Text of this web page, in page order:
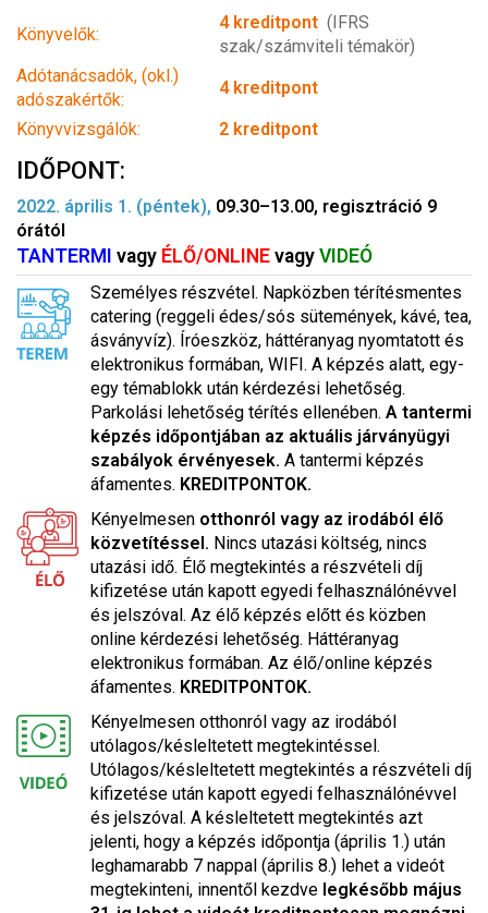
Könyvelők:
4 kreditpont (IFRS
szak/számviteli témakör)
Adótanácsadók, (okl.)
adószakértők:
4 kreditpont
Könyvvizsgálók:
2 kreditpont
IDŐPONT:
2022. április 1. (péntek), 09.30–13.00, regisztráció 9
órától
TANTERMI vagy ÉLŐ/ONLINE vagy VIDEÓ
Személyes részvétel. Napközben térítésmentes
catering (reggeli édes/sós sütemények, kávé, tea,
ásványvíz). Íróeszköz, háttéranyag nyomtatott és
elektronikus formában, WIFI. A képzés alatt, egy-
egy témablokk után kérdezési lehetőség.
Parkolási lehetőség térítés ellenében. A tantermi
képzés időpontjában az aktuális járványügyi
szabályok érvényesek. A tantermi képzés
áfamentes. KREDITPONTOK.
Kényelmesen otthonról vagy az irodából élő
közvetítéssel. Nincs utazási költség, nincs
utazási idő. Élő megtekintés a részvételi díj
kifizetése után kapott egyedi felhasználónévvel
és jelszóval. Az élő képzés előtt és közben
online kérdezési lehetőség. Háttéranyag
elektronikus formában. Az élő/online képzés
áfamentes. KREDITPONTOK.
Kényelmesen otthonról vagy az irodából
utólagos/késleltetett megtekintéssel.
Utólagos/késleltetett megtekintés a részvételi díj
kifizetése után kapott egyedi felhasználónévvel
és jelszóval. A késleltetett megtekintés azt
jelenti, hogy a képzés időpontja (április 1.) után
leghamarabb 7 nappal (április 8.) lehet a videót
megtekinteni, innentől kezdve legkésőbb május